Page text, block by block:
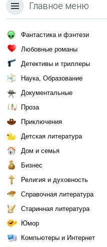
Главное меню
Фантастика и фэнтези
Любовные романы
Детективы и триллеры
Наука, Образование
Документальные
Проза
Приключения
Детская литература
Дом и семья
Бизнес
Религия и духовность
Справочная литература
Старинная литература
Юмор
Компьютеры и Интернет